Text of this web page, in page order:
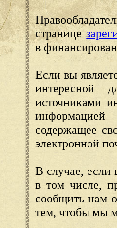
странице
в
Если вы
интересной
источниками
содержащее
электронной
В случае, если
в том числе,
сообщить нам
тем, чтобы мы